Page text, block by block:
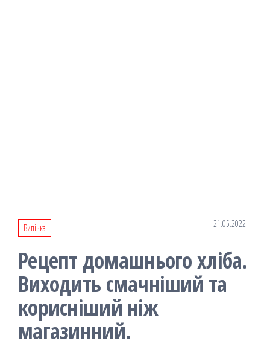
Випічка 21.05.2022
Рецепт домашнього хліба.
Виходить смачніший та
корисніший ніж
магазинний.